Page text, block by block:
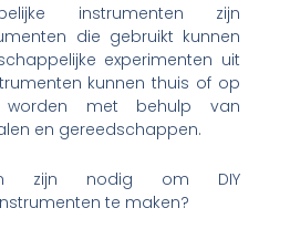
instrumenten zijn
die gebruikt kunnen
experimenten uit
kunnen thuis of op
met behulp van
en gereedschappen.
zijn nodig om DIY
te maken?